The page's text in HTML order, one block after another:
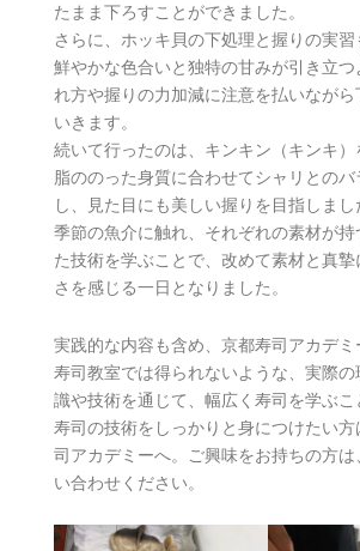
たまま下ろすことができました。
さらに、ホッキ貝の下処理と握りの実習
鮮やかな色合いと独特の甘みが引き立つ
れ方や握りの力加減に注意を払いながら
いきます。
続いて行ったのは、キンキン（キンキ）
脂ののった身質に合わせてシャリとのバ
し、見た目にも美しい握りを目指しまし
季節の魚介に触れ、それぞれの素材が
た技術を学ぶことで、改めて素材と真
さを感じる一日となりました。
実践的な内容も含め、京都寿司アカデ
寿司教室では得られないような、実際
識や技術を通じて、幅広く寿司を学ぶこ
寿司の技術をしっかりと身につけたい
司アカデミーへ。ご興味をお持ちの方
い合わせください。